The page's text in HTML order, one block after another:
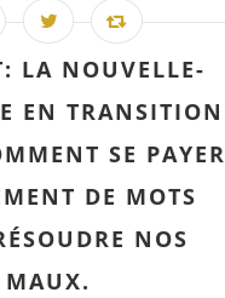
LA NOUVELLE-
EN TRANSITION
SE PAYER
DE MOTS
NOS
MAUX.